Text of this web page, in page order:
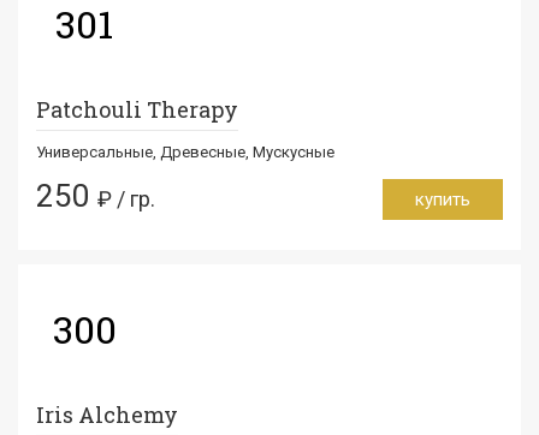
301
Patchouli Therapy
Универсальные, Древесные, Мускусные
250 ₽ / гр. купить
300
Iris Alchemy